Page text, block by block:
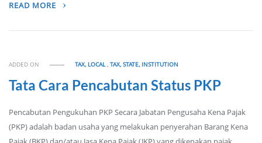
READ MORE
ADDED ON TAX, LOCAL,TAX, STATE, INSTITUTION
Tata Cara Pencabutan Status PKP
Pencabutan Pengukuhan PKP Secara Jabatan Pengusaha Kena Pajak
(PKP) adalah badan usaha yang melakukan penyerahan Barang Kena